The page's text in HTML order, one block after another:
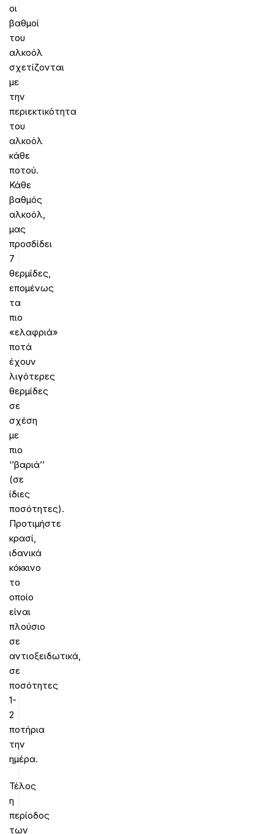
οι
βαθμοί
του
αλκοόλ
σχετίζονται
με
την
περιεκτικότητα
του
αλκοόλ
κάθε
ποτού.
Κάθε
βαθμός
αλκοόλ,
μας
προσδίδει
7
θερμίδες,
επομένως
τα
πιο
«ελαφριά»
ποτά
έχουν
λιγότερες
θερμίδες
σε
σχέση
με
πιο
‘’βαριά’’
(σε
ίδιες
ποσότητες).
Προτιμήστε
κρασί,
ιδανικά
κόκκινο
το
οποίο
είναι
πλούσιο
σε
αντιοξειδωτικά,
σε
ποσότητες
1-
2
ποτήρια
την
ημέρα.
Τέλος
η
περίοδος
των